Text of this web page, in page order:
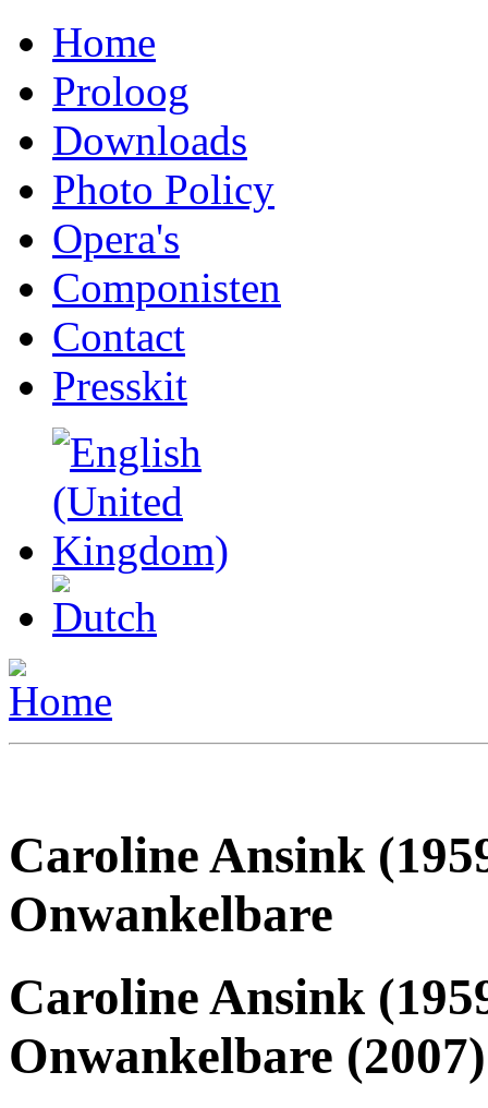
Home
Proloog
Downloads
Photo Policy
Opera's
Componisten
Contact
Presskit
Caroline Ansink
Onwankelbare
Caroline Ansink
Onwankelbare (2007)